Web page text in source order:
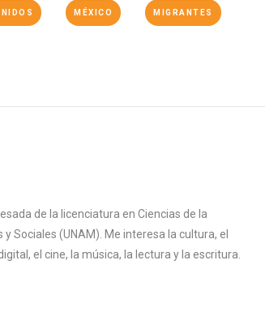
MÉXICO MIGRANTES
de la licenciatura en Ciencias de la
Sociales (UNAM). Me interesa la cultura, el
el cine, la música, la lectura y la escritura.